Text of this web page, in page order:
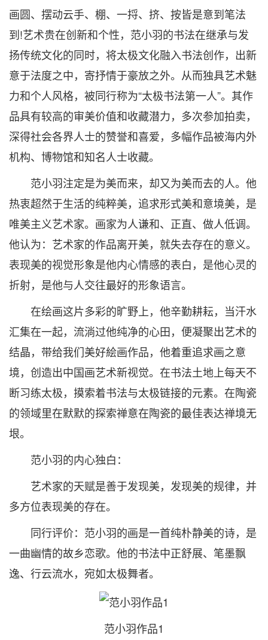
画圆、摆动云手、棚、一捋、挤、按皆是意到笔法
到!艺术贵在创新和个性，范小羽的书法在继承与发
扬传统文化的同时，将太极文化融入书法创作，出新
意于法度之中，寄抒情于豪放之外。从而独具艺术魅
力和个人风格，被同行称为“太极书法第一人”。其作
品具有较高的审美价值和收藏潜力，多次参加拍卖，
深得社会各界人士的赞誉和喜爱，多幅作品被海内外
机构、博物馆和知名人士收藏。
范小羽注定是为美而来，却又为美而去的人。他
热衷超然于生活的纯粹美，追求形式美和意境美，是
唯美主义艺术家。画家为人谦和、正直、做人低调。
他认为：艺术家的作品离开美，就失去存在的意义。
表现美的视觉形象是他内心情感的表白，是他心灵的
折射，是他与人交往最好的形象语言。
在绘画这片多彩的旷野上，他辛勤耕耘，当汗水
汇集在一起，流淌过他纯净的心田，便凝聚出艺术的
结晶，带给我们美好絵画作品，他着重追求画之意
境，创造出中国画艺术新视觉。在书法土地上每天不
断习练太极，摸索着书法与太极链接的元素。在陶瓷
的领域里在默默的探索禅意在陶瓷的最佳表达禅境无
垠。
范小羽的内心独白：
艺术家的天赋是善于发现美，发现美的规律，并
多方位表现美的存在。
同行评价：范小羽的画是一首纯朴静美的诗，是
一曲幽情的故乡恋歌。他的书法中正舒展、笔墨飘
逸、行云流水，宛如太极舞者。
范小羽作品1